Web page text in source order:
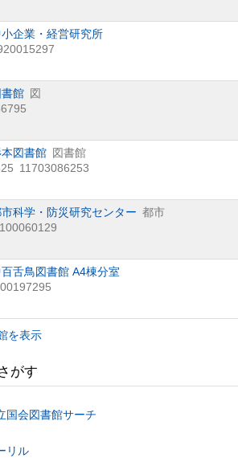
企業・経営研究所
館 図
図書館 図書館
11703086253
科学・防災研究センター 都市
舌鳥図書館 A4棟分室
を表示
がす
国会図書館サーチ
リル